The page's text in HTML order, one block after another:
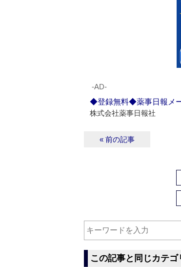
‐AD‐
◆登録無料◆薬事日報メ
株式会社薬事日報社
« 前の記事
この記事と同じカテ